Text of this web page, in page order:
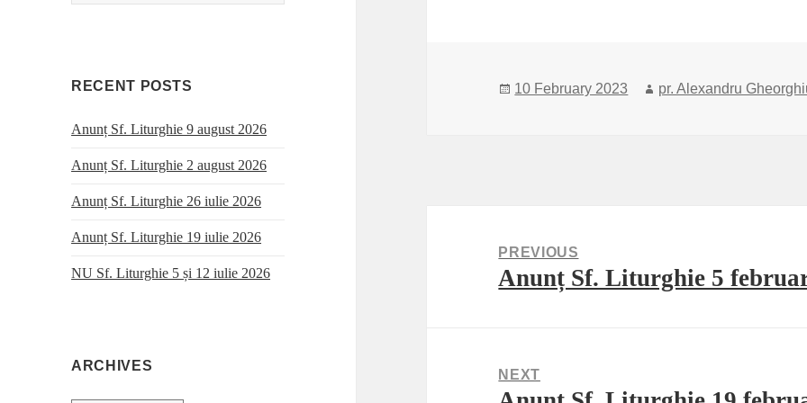
for:
RECENT POSTS
Anunț Sf. Liturghie 9 august 2026
Anunț Sf. Liturghie 2 august 2026
Anunț Sf. Liturghie 26 iulie 2026
Anunț Sf. Liturghie 19 iulie 2026
NU Sf. Liturghie 5 și 12 iulie 2026
ARCHIVES
Posted
10 February 2023 Author
pr. Alexandru
navigationPREVIOUS
Previous
Anunț Sf. Liturghie 5
NEXT
Next